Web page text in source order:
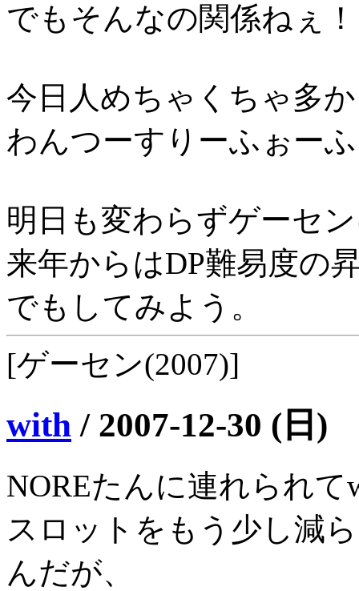
でもそんなの関係ねぇ
今日人めちゃくちゃ多
わんつーすりーふぉー
明日も変わらずゲーセ
来年からはDP難易度の
でもしてみよう。
[ゲーセン(2007)]
with / 2007-12-30 (日)
NOREたんに連れられ
スロットをもう少し減
んだが、